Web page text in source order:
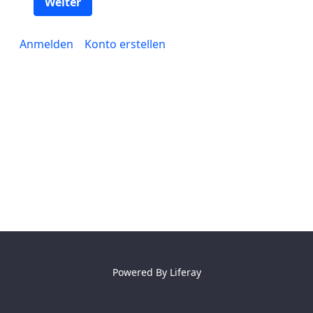
Anmelden Konto erstellen
Powered By Liferay